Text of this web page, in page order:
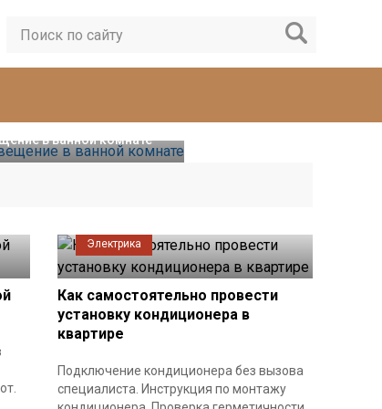
в ванной комнате
Электрика
Как самостоятельно провести
установку кондиционера в
квартире
Подключение кондиционера без вызова
специалиста. Инструкция по монтажу